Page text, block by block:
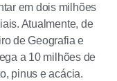
em dois milhões
Atualmente, de
de Geografia e
a 10 milhões de
pinus e acácia.